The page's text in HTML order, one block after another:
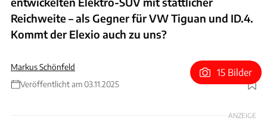
Reichweite – als Gegner für VW Tiguan und ID.4.
Kommt der Elexio auch zu uns?
Markus Schönfeld
Veröffentlicht am 03.11.2025
Foto: Hyundai
15 Bilder
ANZEIGE